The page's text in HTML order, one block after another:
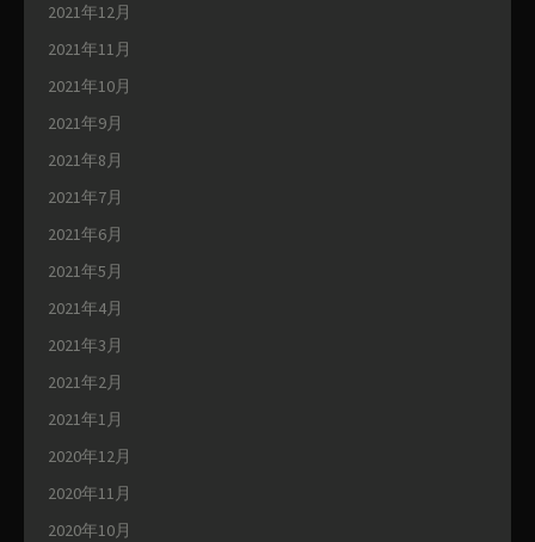
2021年12月
2021年11月
2021年10月
2021年9月
2021年8月
2021年7月
2021年6月
2021年5月
2021年4月
2021年3月
2021年2月
2021年1月
2020年12月
2020年11月
2020年10月